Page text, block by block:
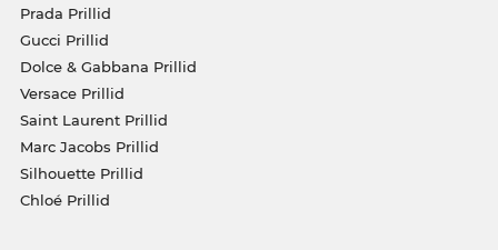
Prada Prillid
Gucci Prillid
Dolce & Gabbana Prillid
Versace Prillid
Saint Laurent Prillid
Marc Jacobs Prillid
Silhouette Prillid
Chloé Prillid